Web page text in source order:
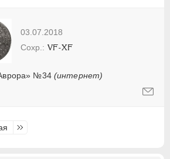
03.07.2018
№34 (интернет)
VF-XF
Последняя